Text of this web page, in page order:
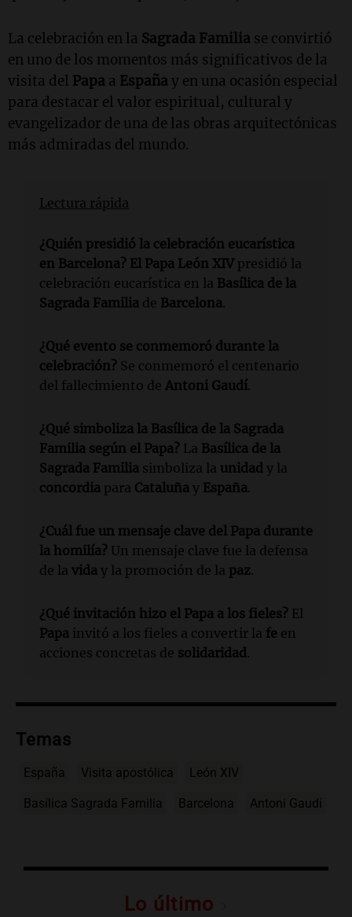
La celebración en la Sagrada Familia se convirtió
en uno de los momentos más significativos de la
visita del Papa a España y en una ocasión especial
para destacar el valor espiritual, cultural y
evangelizador de una de las obras arquitectónicas
más admiradas del mundo.
Lectura rápida
¿Quién presidió la celebración eucarística
en Barcelona? El Papa León XIV presidió la
celebración eucarística en la Basílica de la
Sagrada Familia de Barcelona.
¿Qué evento se conmemoró durante la
celebración? Se conmemoró el centenario
del fallecimiento de Antoni Gaudí.
¿Qué simboliza la Basílica de la Sagrada
Familia según el Papa? La Basílica de la
Sagrada Familia simboliza la unidad y la
concordia para Cataluña y España.
¿Cuál fue un mensaje clave del Papa durante
la homilía? Un mensaje clave fue la defensa
de la vida y la promoción de la paz.
¿Qué invitación hizo el Papa a los fieles? El
Papa invitó a los fieles a convertir la fe en
acciones concretas de solidaridad .
Temas
España Visita apostólica León XIV
Basílica Sagrada Familia Barcelona Antoni Gaudí
Lo último